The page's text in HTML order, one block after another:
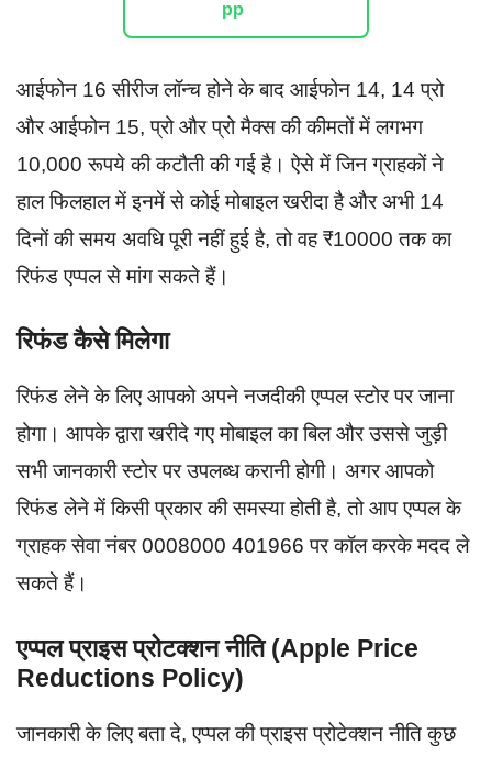
आईफोन 16 सीरीज लॉन्च होने के बाद आईफोन 14, 14 प्रो
और आईफोन 15, प्रो और प्रो मैक्स की कीमतों में लगभग
10,000 रूपये की कटौती की गई है। ऐसे में जिन ग्राहकों ने
हाल फिलहाल में इनमें से कोई मोबाइल खरीदा है और अभी 14
दिनों की समय अवधि पूरी नहीं हुई है, तो वह ₹10000 तक का
रिफंड एप्पल से मांग सकते हैं।
रिफंड कैसे मिलेगा
रिफंड लेने के लिए आपको अपने नजदीकी एप्पल स्टोर पर जाना
होगा। आपके द्वारा खरीदे गए मोबाइल का बिल और उससे जुड़ी
सभी जानकारी स्टोर पर उपलब्ध करानी होगी। अगर आपको
रिफंड लेने में किसी प्रकार की समस्या होती है, तो आप एप्पल के
ग्राहक सेवा नंबर 0008000 401966 पर कॉल करके मदद ले
सकते हैं।
एप्पल प्राइस प्रोटक्शन नीति (Apple Price
Reductions Policy)
जानकारी के लिए बता दे, एप्पल की प्राइस प्रोटेक्शन नीति कुछ